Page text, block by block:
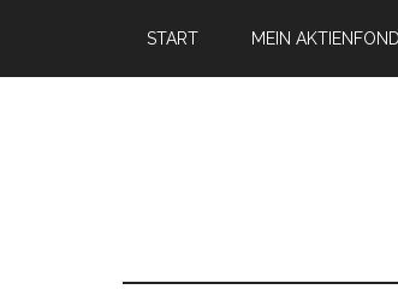
START MEIN